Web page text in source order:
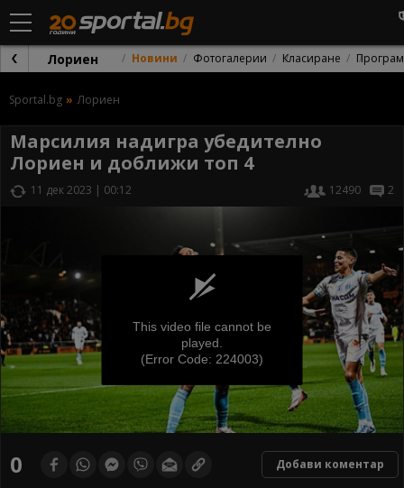
Лориен Новини Фотогалерии Класиране
Sportal.bg Лориен
Марсилия надигра убедително
Лориен и доближи топ 4
11 дек 2023 | 00:12 12490 2
of
This video file cannot be
played.
(Error Code: 224003)
0 Добави коментар